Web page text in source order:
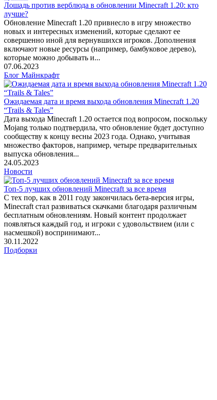
Лошадь против верблюда в обновлении Minecraft 1.20: кто
лучше?
Обновление Minecraft 1.20 привнесло в игру множество
новых и интересных изменений, которые сделают ее
совершенно иной для вернувшихся игроков. Дополнения
включают новые ресурсы (например, бамбуковое дерево),
которые можно добывать и...
07.06.2023
Блог Майнкрафт
Ожидаемая дата и время выхода обновления Minecraft 1.20
“Trails & Tales”
Дата выхода Minecraft 1.20 остается под вопросом, поскольку
Mojang только подтвердила, что обновление будет доступно
сообществу к концу весны 2023 года. Однако, учитывая
множество факторов, например, четыре предварительных
выпуска обновления...
24.05.2023
Новости
Топ-5 лучших обновлений Minecraft за все время
С тех пор, как в 2011 году закончилась бета-версия игры,
Minecraft стал развиваться скачками благодаря различным
бесплатным обновлениям. Новый контент продолжает
появляться каждый год, и игроки с удовольствием (или с
насмешкой) воспринимают...
30.11.2022
Подборки